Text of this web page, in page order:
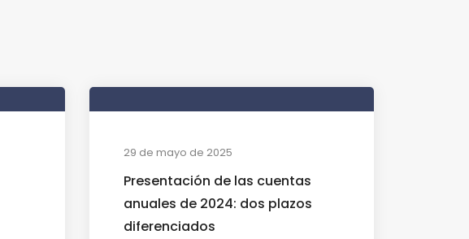
29 de mayo de 2025
Presentación de las cuentas
anuales de 2024: dos plazos
diferenciados